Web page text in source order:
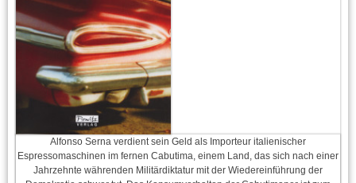
Alfonso Serna verdient sein Geld als Importeur italienischer
Espressomaschinen im fernen Cabutima, einem Land, das sich nach einer
Jahrzehnte währenden Militärdiktatur mit der Wiedereinführung der